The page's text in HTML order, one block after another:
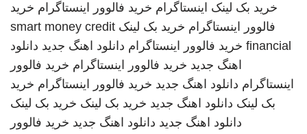
خرید بک لینک اینستاگرام خرید فالوور اینستاگرام خرید
فالوور اینستاگرام خرید بک لینک smart money credit
financial خرید فالوور اینستاگرام دانلود اهنگ جدید دانلود
اهنگ جدید خرید فالوور اینستاگرام خرید فالوور
اینستاگرام دانلود اهنگ جدید خرید فالوور اینستاگرام خرید
بک لینک دانلود اهنگ جدید خرید بک لینک خرید بک لینک
دانلود اهنگ جدید دانلود اهنگ جدید خرید فالوور